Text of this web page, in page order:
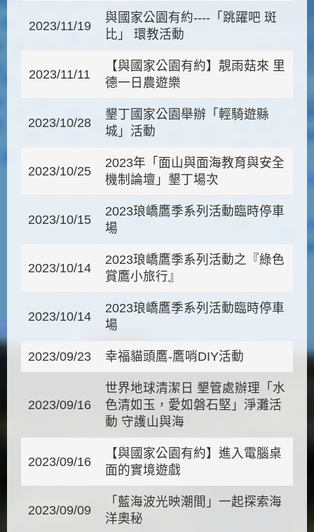
2023/11/19
與國家公園有約----「跳躍吧 斑
比」 環教活動
2023/11/11
【與國家公園有約】靚雨菇來 里
德一日農遊樂
2023/10/28
墾丁國家公園舉辦「輕騎遊縣
城」活動
2023/10/25
2023年「面山與面海教育與安全
機制論壇」墾丁場次
2023/10/15
2023琅嶠鷹季系列活動臨時停車
場
2023/10/14
2023琅嶠鷹季系列活動之『綠色
賞鷹小旅行』
2023/10/14
2023琅嶠鷹季系列活動臨時停車
場
2023/09/23 幸福貓頭鷹-鷹哨DIY活動
2023/09/16
世界地球清潔日 墾管處辦理「水
色清如玉，愛如磐石堅」淨灘活
動 守護山與海
2023/09/16
【與國家公園有約】進入電腦桌
面的實境遊戲
2023/09/09
「藍海波光映潮間」一起探索海
洋奧秘